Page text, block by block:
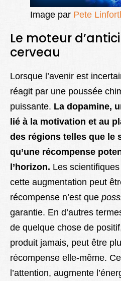
Image par Pete
Le moteur
cerveau
Lorsque l’avenir est
réagit par une poussée
puissante. La dopamine,
lié à la motivation et au
des régions telles que le
qu’une récompense
l’horizon. Les
cette augmentation peut
récompense n’est que
garantie. En d’autres
de quelque chose de
produit jamais, peut être
récompense elle-même.
l’attention, augmente